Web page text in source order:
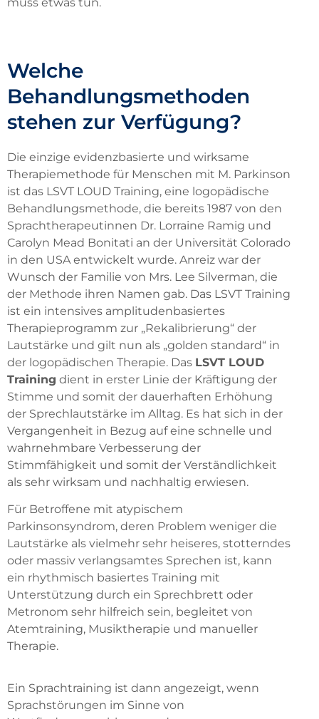
muss etwas tun.
Welche
Behandlungsmethoden
stehen zur Verfügung?
Die einzige evidenzbasierte und wirksame
Therapiemethode für Menschen mit M. Parkinson
ist das LSVT LOUD Training, eine logopädische
Behandlungsmethode, die bereits 1987 von den
Sprachtherapeutinnen Dr. Lorraine Ramig und
Carolyn Mead Bonitati an der Universität Colorado
in den USA entwickelt wurde. Anreiz war der
Wunsch der Familie von Mrs. Lee Silverman, die
der Methode ihren Namen gab. Das LSVT Training
ist ein intensives amplitudenbasiertes
Therapieprogramm zur „Rekalibrierung“ der
Lautstärke und gilt nun als „golden standard“ in
der logopädischen Therapie. Das LSVT LOUD
Training dient in erster Linie der Kräftigung der
Stimme und somit der dauerhaften Erhöhung
der Sprechlautstärke im Alltag. Es hat sich in der
Vergangenheit in Bezug auf eine schnelle und
wahrnehmbare Verbesserung der
Stimmfähigkeit und somit der Verständlichkeit
als sehr wirksam und nachhaltig erwiesen.
Für Betroffene mit atypischem
Parkinsonsyndrom, deren Problem weniger die
Lautstärke als vielmehr sehr heiseres, stotterndes
oder massiv verlangsamtes Sprechen ist, kann
ein rhythmisch basiertes Training mit
Unterstützung durch ein Sprechbrett oder
Metronom sehr hilfreich sein, begleitet von
Atemtraining, Musiktherapie und manueller
Therapie.
Ein Sprachtraining ist dann angezeigt, wenn
Sprachstörungen im Sinne von